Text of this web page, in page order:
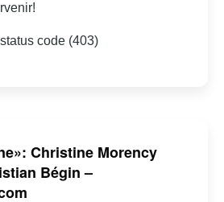
code (403)
Christine Morency
Bégin –